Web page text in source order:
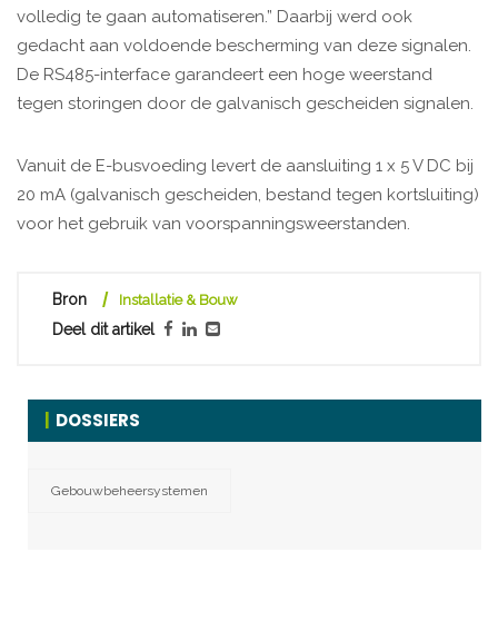
volledig te gaan automatiseren.” Daarbij werd ook
gedacht aan voldoende bescherming van deze signalen.
De RS485-interface garandeert een hoge weerstand
tegen storingen door de galvanisch gescheiden signalen.
Vanuit de E-busvoeding levert de aansluiting 1 x 5 V DC bij
20 mA (galvanisch gescheiden, bestand tegen kortsluiting)
voor het gebruik van voorspanningsweerstanden.
Bron Installatie & Bouw
Deel dit artikel
DOSSIERS
Gebouwbeheersystemen